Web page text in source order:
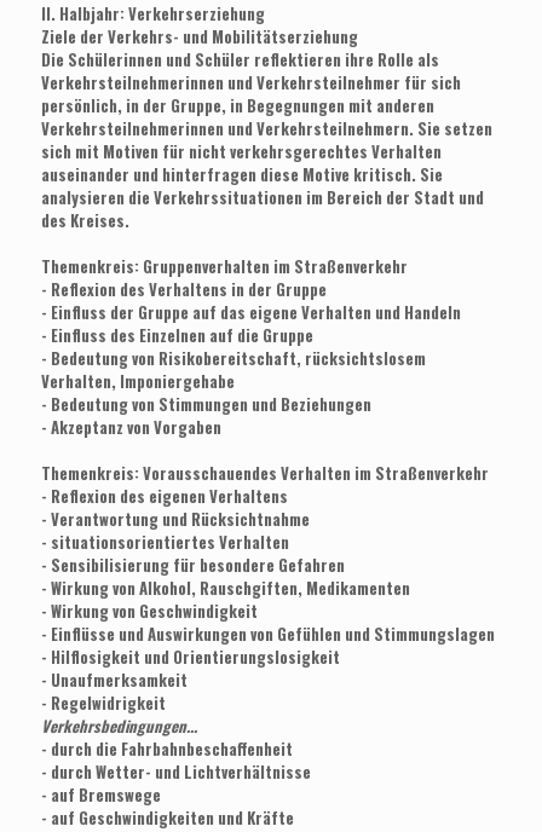
II. Halbjahr: Verkehrserziehung
Ziele der Verkehrs- und Mobilitätserziehung
Die Schülerinnen und Schüler reflektieren ihre Rolle als
Verkehrsteilnehmerinnen und Verkehrsteilnehmer für sich
persönlich, in der Gruppe, in Begegnungen mit anderen
Verkehrsteilnehmerinnen und Verkehrsteilnehmern. Sie setzen
sich mit Motiven für nicht verkehrsgerechtes Verhalten
auseinander und hinterfragen diese Motive kritisch. Sie
analysieren die Verkehrssituationen im Bereich der Stadt und
des Kreises.
Themenkreis: Gruppenverhalten im Straßenverkehr
- Reflexion des Verhaltens in der Gruppe
- Einfluss der Gruppe auf das eigene Verhalten und Handeln
- Einfluss des Einzelnen auf die Gruppe
- Bedeutung von Risikobereitschaft, rücksichtslosem
Verhalten, Imponiergehabe
- Bedeutung von Stimmungen und Beziehungen
- Akzeptanz von Vorgaben
Themenkreis: Vorausschauendes Verhalten im Straßenverkehr
- Reflexion des eigenen Verhaltens
- Verantwortung und Rücksichtnahme
- situationsorientiertes Verhalten
- Sensibilisierung für besondere Gefahren
- Wirkung von Alkohol, Rauschgiften, Medikamenten
- Wirkung von Geschwindigkeit
- Einflüsse und Auswirkungen von Gefühlen und Stimmungslagen
- Hilflosigkeit und Orientierungslosigkeit
- Unaufmerksamkeit
- Regelwidrigkeit
Verkehrsbedingungen...
- durch die Fahrbahnbeschaffenheit
- durch Wetter- und Lichtverhältnisse
- auf Bremswege
- auf Geschwindigkeiten und Kräfte